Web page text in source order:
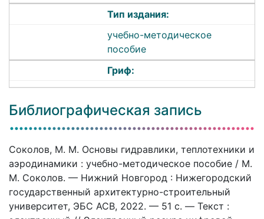
Тип издания:
учебно-методическое
пособие
Гриф:
Библиографическая запись
Соколов, М. М. Основы гидравлики, теплотехники и
аэродинамики : учебно-методическое пособие / М.
М. Соколов. — Нижний Новгород : Нижегородский
государственный архитектурно-строительный
университет, ЭБС АСВ, 2022. — 51 c. — Текст :